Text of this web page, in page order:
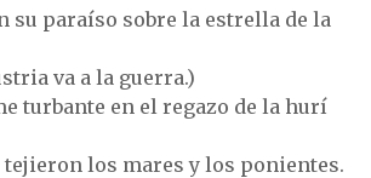
su paraíso sobre la estrella de la
va a la guerra.)
turbante en el regazo de la hurí
tejieron los mares y los ponientes.